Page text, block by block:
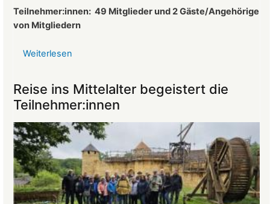
Teilnehmer:innen: 49 Mitglieder und 2 Gäste/Angehörige
von Mitgliedern
Weiterlesen
Mitgliederversammlung
vom
26.03.2025
Reise ins Mittelalter begeistert die
Teilnehmer:innen